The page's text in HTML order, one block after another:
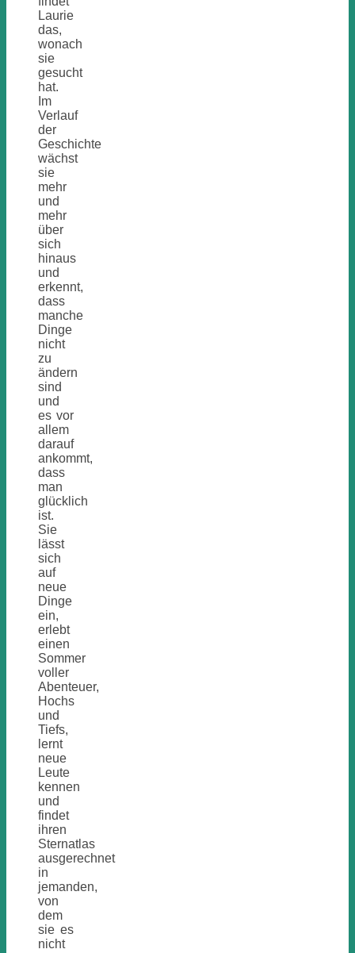
Laurie
das,
wonach
sie
gesucht
hat.
Im
Verlauf
der
Geschichte
wächst
sie
mehr
und
mehr
über
sich
hinaus
und
erkennt,
dass
manche
Dinge
nicht
zu
ändern
sind
und
es vor
allem
darauf
ankommt,
dass
man
glücklich
ist.
Sie
lässt
sich
auf
neue
Dinge
ein,
erlebt
einen
Sommer
voller
Abenteuer,
Hochs
und
Tiefs,
lernt
neue
Leute
kennen
und
findet
ihren
Sternatlas
ausgerechnet
in
jemanden,
von
dem
sie es
nicht